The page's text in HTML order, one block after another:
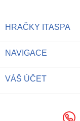
HRAČKY ITASPA
NAVIGACE
VÁŠ ÚČET